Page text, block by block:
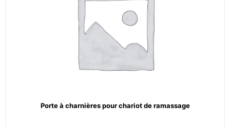
Porte à charnières pour chariot de ramassage